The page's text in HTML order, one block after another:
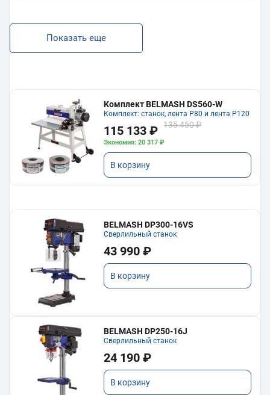
Показать еще
Комплект BELMASH DS560-W
Комплект: станок, лента P80 и лента P120
115 133 ₽ 135 450 ₽
Экономия: 20 317 ₽
В корзину
BELMASH DP300-16VS
Сверлильный станок
43 990 ₽
В корзину
BELMASH DP250-16J
Сверлильный станок
24 190 ₽
В корзину